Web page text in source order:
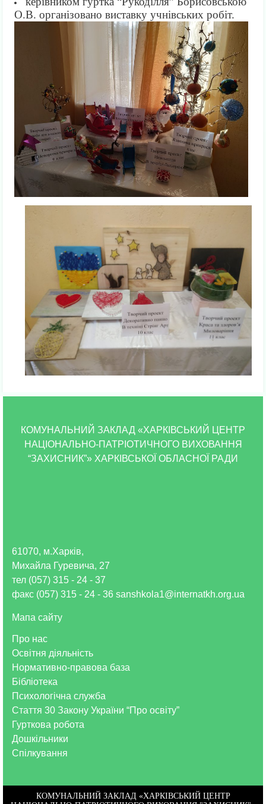
О.В. організовано виставку учнівських робіт.
КОМУНАЛЬНИЙ ЗАКЛАД «ХАРКІВСЬКИЙ ЦЕНТР
НАЦІОНАЛЬНО-ПАТРІОТИЧНОГО ВИХОВАННЯ
“ЗАХИСНИК”» ХАРКІВСЬКОЇ ОБЛАСНОЇ РАДИ
Про нас
Освітня діяльність
Нормативно-правова база
Бібліотека
Психологічна служба
Стаття 30 Закону України “Про освіту”
Гурткова робота
Дошкільники
Спілкування
61070, м.Харків,
Михайла Гуревича, 27
тел (057) 315 - 24 - 37
факс (057) 315 - 24 - 36 sanshkola1@internatkh.org.ua
Мапа сайту
КОМУНАЛЬНИЙ ЗАКЛАД «ХАРКІВСЬКИЙ ЦЕНТР